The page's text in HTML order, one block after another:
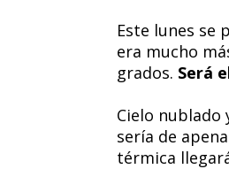
Este lunes se
era mucho
grados. Será
Cielo nublado
sería de
térmica